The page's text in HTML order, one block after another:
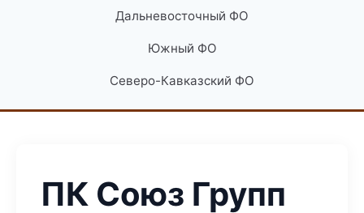
Дальневосточный ФО
Южный ФО
Северо-Кавказский ФО
ПК Союз Групп